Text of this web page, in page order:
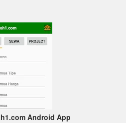
Android App